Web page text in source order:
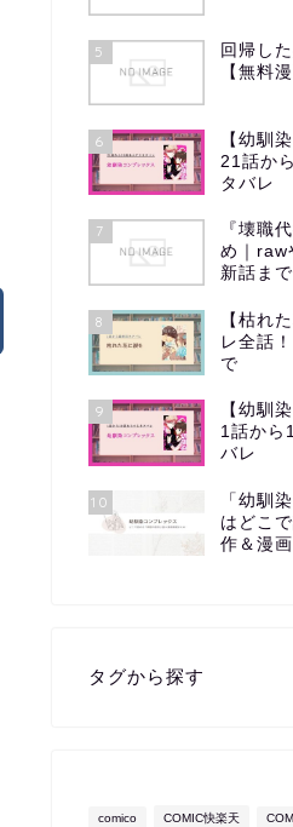
5
回帰し
【無料
6
【幼馴
21話か
タバレ
7
『壊職
め｜raw
新話まで
8
【枯れ
レ全話
で
9
【幼馴
1話から
バレ
10
「幼馴
はどこ
作＆漫
タグから探す
comico COMIC快楽天